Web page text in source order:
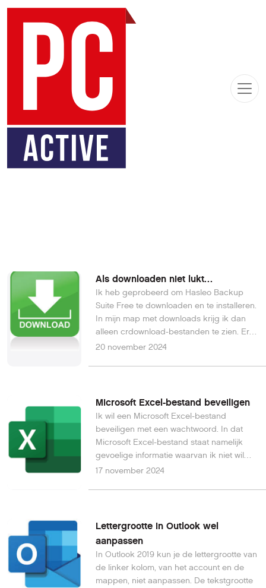
Als downloaden niet lukt…
Ik heb geprobeerd om Hasleo Backup
Suite Free te downloaden en te installeren.
In mijn map met downloads krijg ik dan
alleen crdownload-bestanden te zien. Er
komt nooit een installeerbare EXE
20 november 2024
Microsoft Excel-bestand beveiligen
Ik wil een Microsoft Excel-bestand
beveiligen met een wachtwoord. In dat
Microsoft Excel-bestand staat namelijk
gevoelige informatie waarvan ik niet wil
dat iemand anders het kan lezen...
17 november 2024
Lettergrootte in Outlook wel
aanpassen
In Outlook 2019 kun je de lettergrootte van
de linker kolom, van het account en de
mappen, niet aanpassen. De tekstgrootte